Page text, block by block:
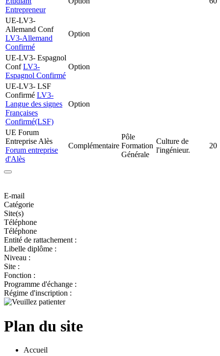
Entrepreneur
UE-LV3-
Allemand Conf
LV3-Allemand
Confirmé
Option
UE-LV3- Espagnol
Conf LV3-
Espagnol Confirmé
Option
UE-LV3- LSF
Confirmé LV3-
Langue des signes
Françaises
Confirmé(LSF)
Option
UE Forum
Entreprise Alès
Forum entreprise
d'Alès
Complémentaire
Pôle
Formation
Générale
Culture de
l'ingénieur.
20
E-mail
Catégorie
Site(s)
Téléphone
Téléphone
Entité de rattachement :
Libelle diplôme :
Niveau :
Site :
Fonction :
Programme d'échange :
Régime d'inscription :
Plan du site
Accueil